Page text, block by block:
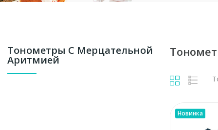
Тонометры С Мерцательной
Аритмией
Новинка